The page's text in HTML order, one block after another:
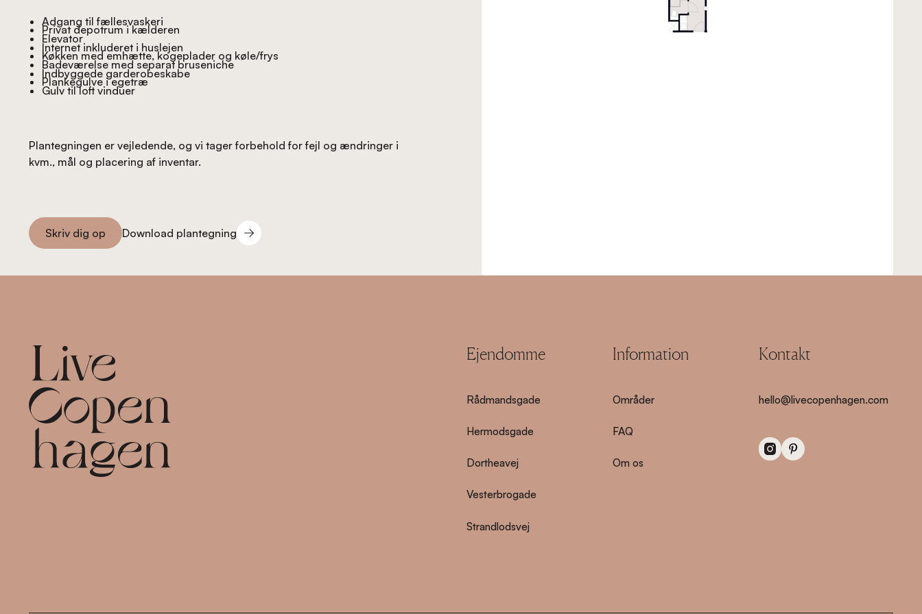
Adgang til fællesvaskeri
Privat depotrum i kælderen
Elevator
Internet inkluderet i huslejen
Køkken med emhætte, kogeplader og køle/frys
Badeværelse med separat bruseniche
Indbyggede garderobeskabe
Plankegulve i egetræ
Gulv til loft vinduer
Plantegningen er vejledende, og vi tager forbehold for fejl og ændringer i
kvm., mål og placering af inventar.
Skriv dig op
Skriv dig op
Download plantegning
Ejendomme
Rådmandsgade
Hermodsgade
Dortheavej
Vesterbrogade
Strandlodsvej
Information
Områder
FAQ
Om os
Kontakt
hello@livecopenhagen.com